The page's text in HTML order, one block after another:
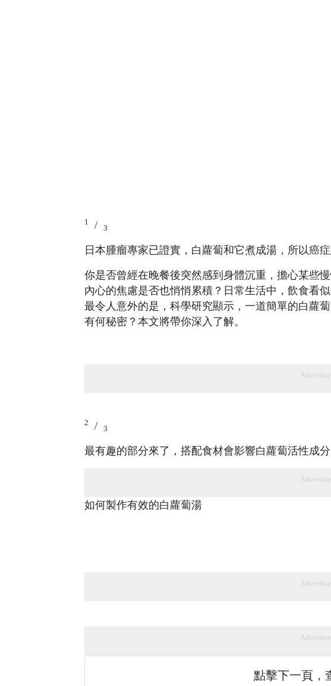
1 / 3
日本腫瘤專家已證實，白蘿蔔和它煮成湯，所以癌
你是否曾經在晚餐後突然感到身體沉重，擔心某些
內心的焦慮是否也悄悄累積？日常生活中，飲食看
最令人意外的是，科學研究顯示，一道簡單的白蘿
有何秘密？本文將帶你深入了解。
2 / 3
最有趣的部分來了，搭配食材會影響白蘿蔔活性成
如何製作有效的白蘿蔔湯
點擊下一頁，